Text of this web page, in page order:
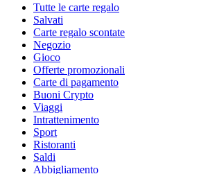
Tutte le carte regalo
Salvati
Carte regalo scontate
Negozio
Gioco
Offerte promozionali
Carte di pagamento
Buoni Crypto
Viaggi
Intrattenimento
Sport
Ristoranti
Saldi
Abbigliamento